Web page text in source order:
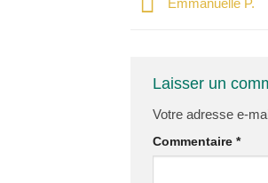
Laisser un
Votre adresse e-
Commentaire *